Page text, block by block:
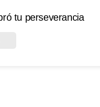
tu perseverancia